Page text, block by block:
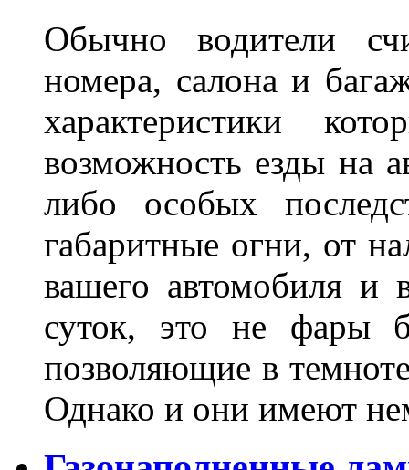
Обычно водители
номера, салона и
характеристики
возможность езды на
либо особых
габаритные огни, от
вашего автомобиля и
суток, это не фары
позволяющие в
Однако и они имеют